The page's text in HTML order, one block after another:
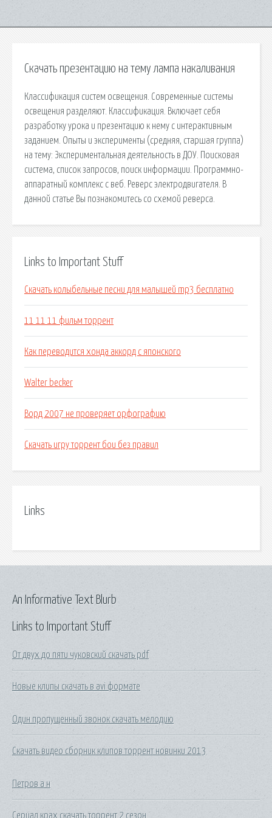
Скачать презентацию на тему лампа накаливания
Классификация систем освещения. Современные системы
освещения разделяют. Классификация. Включает себя
разработку урока и презентацию к нему с интерактивным
заданием. Опыты и эксперименты (средняя, старшая группа)
на тему: Экспериментальная деятельность в ДОУ. Поисковая
сиcтема, список запросов, поиск информации. Программно-
аппаратный комплекс с веб. Реверс электродвигателя. В
данной статье Вы познакомитесь со схемой реверса.
Links to Important Stuff
Скачать колыбельные песни для малышей mp3 бесплатно
11 11 11 фильм торрент
Как переводится хонда аккорд с японского
Walter becker
Ворд 2007 не проверяет орфографию
Скачать игру торрент бои без правил
Links
Links to Important Stuff
От двух до пяти чуковский скачать pdf
Новые клипы скачать в avi формате
Один пропущенный звонок скачать мелодию
Скачать видео сборник клипов торрент новинки 2013
Петров а н
Сериал крах скачать торрент 2 сезон
An Informative Text Blurb